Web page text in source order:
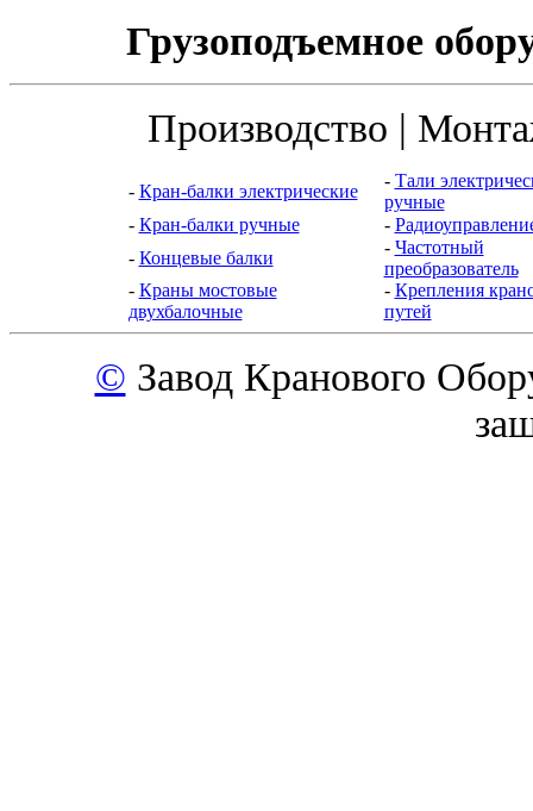
Грузоподъемное
Производство |
- Кран-балки электрические
- Тали
ручные
- Кран-балки ручные -
- Концевые балки
- Частотный
преобразователь
- Краны мостовые
двухбалочные
- Крепления
путей
© Завод Кранового